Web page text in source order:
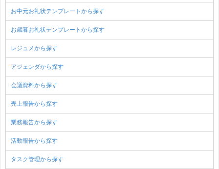
お中元お礼状テンプレートから探す
お歳暮お礼状テンプレートから探す
レジュメから探す
アジェンダから探す
会議資料から探す
売上報告から探す
業務報告から探す
活動報告から探す
タスク管理から探す